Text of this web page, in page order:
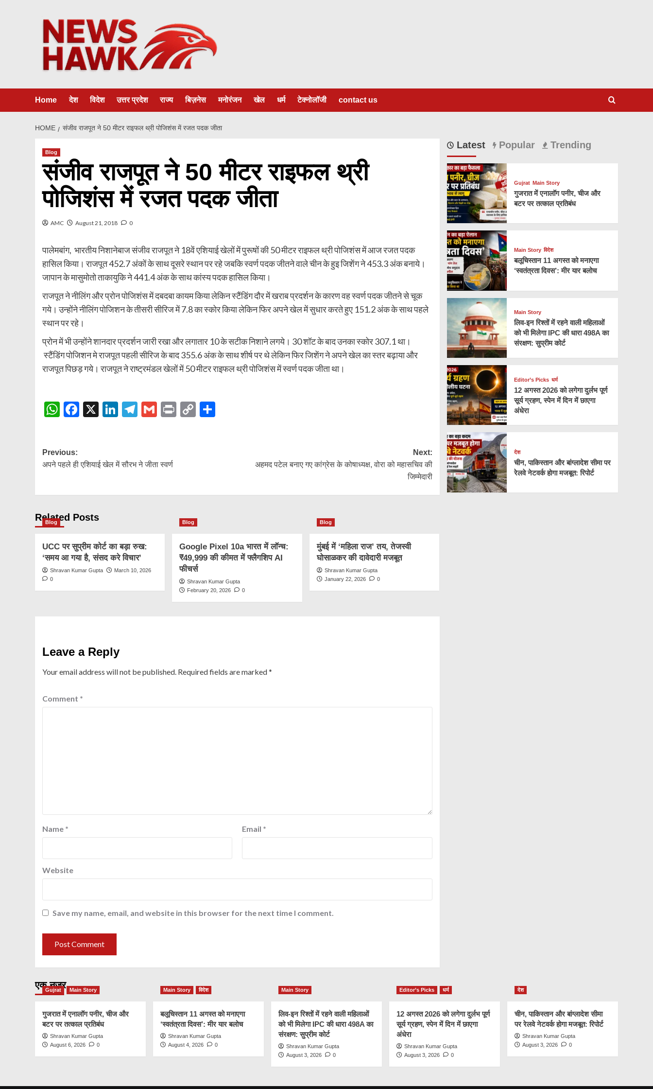
Home देश विदेश उत्तर प्रदेश राज्य बिज़नेस मनोरंजन खेल धर्म टेक्नोलॉजी contact us
HOME संजीव राजपूत ने 50 मीटर राइफल थ्री पोजिशंस में रजत पदक जीता
Blog
संजीव राजपूत ने 50 मीटर राइफल थ्री
पोजिशंस में रजत पदक जीता
AMC August 21, 2018 0
पालेमबांग, भारतीय निशानेबाज संजीव राजपूत ने 18वें एशियाई खेलों में पुरूषों की 50 मीटर राइफल थ्री पोजिशंस में आज रजत पदक
हासिल किया। राजपूत 452.7 अंकों के साथ दूसरे स्थान पर रहे जबकि स्वर्ण पदक जीतने वाले चीन के हुइ जिशेंग ने 453.3 अंक बनाये।
जापान के मासुमोतो ताकायुकि ने 441.4 अंक के साथ कांस्य पदक हासिल किया।
राजपूत ने नीलिंग और प्रोन पोजिशंस में दबदबा कायम किया लेकिन स्टैंडिंग दौर में खराब प्रदर्शन के कारण वह स्वर्ण पदक जीतने से चूक
गये। उन्होंने नीलिंग पोजिशन के तीसरी सीरिज में 7.8 का स्कोर किया लेकिन फिर अपने खेल में सुधार करते हुए 151.2 अंक के साथ पहले
स्थान पर रहे।
प्रोन में भी उन्होंने शानदार प्रदर्शन जारी रखा और लगातार 10 के सटीक निशाने लगये। 30 शॉट के बाद उनका स्कोर 307.1 था।
स्टैंडिंग पोजिशन मे राजपूत पहली सीरिज के बाद 355.6 अंक के साथ शीर्ष पर थे लेकिन फिर जिशेंग ने अपने खेल का स्तर बढ़ाया और
राजपूत पिछड़ गये। राजपूत ने राष्ट्रमंडल खेलों में 50 मीटर राइफल थ्री पोजिशंस में स्वर्ण पदक जीता था।
WhatsApp
Facebook
X LinkedIn
Telegram
GmailPrintCopy
Post
navigation
Previous:
अपने पहले ही एशियाई खेल में सौरभ ने जीता स्वर्ण
Next:
अहमद पटेल बनाए गए कांग्रेस के कोषाध्यक्ष, वोरा को महासचिव की
जिम्मेदारी
Related Posts
Blog
UCC पर सुप्रीम कोर्ट का बड़ा रुख:
‘समय आ गया है, संसद करे विचार’
Shravan Kumar Gupta
March 10, 2026
0
Blog
Google Pixel 10a भारत में लॉन्च:
₹49,999 की कीमत में फ्लैगशिप AI
फीचर्स
Shravan Kumar Gupta
February 20, 2026
0
Blog
मुंबई में ‘महिला राज’ तय, तेजस्वी
घोसाळकर की दावेदारी मजबूत
Shravan Kumar Gupta
January 22, 2026
0
Leave a Reply
Your email address will not be published. Required fields are marked*
Comment *
Name * Email *
Website
Save my name, email, and website in this browser for the next time I comment.
Latest Popular Trending
Gujrat Main Story
गुजरात में एनालॉग पनीर, चीज और
बटर पर तत्काल प्रतिबंध
Main Story विदेश
बलूचिस्तान 11 अगस्त को मनाएगा
‘स्वतंत्रता दिवस’: मीर यार बलोच
Main Story
लिव-इन रिश्तों में रहने वाली महिलाओं
को भी मिलेगा IPC की धारा 498A का
संरक्षण: सुप्रीम कोर्ट
Editor’s Picks धर्म
12 अगस्त 2026 को लगेगा दुर्लभ पूर्ण
सूर्य ग्रहण, स्पेन में दिन में छाएगा
अंधेरा
देश
चीन, पाकिस्तान और बांग्लादेश सीमा पर
रेलवे नेटवर्क होगा मजबूत: रिपोर्ट
एक नज़र
Gujrat Main Story
गुजरात में एनालॉग पनीर, चीज और
बटर पर तत्काल प्रतिबंध
Shravan Kumar Gupta
August 6, 2026
0
Main Story विदेश
बलूचिस्तान 11 अगस्त को मनाएगा
‘स्वतंत्रता दिवस’: मीर यार बलोच
Shravan Kumar Gupta
August 4, 2026
0
Main Story
लिव-इन रिश्तों में रहने वाली महिलाओं
को भी मिलेगा IPC की धारा 498A का
संरक्षण: सुप्रीम कोर्ट
Shravan Kumar Gupta
August 3, 2026
0
Editor’s Picks धर्म
12 अगस्त 2026 को लगेगा दुर्लभ पूर्ण
सूर्य ग्रहण, स्पेन में दिन में छाएगा
अंधेरा
Shravan Kumar Gupta
August 3, 2026
0
देश
चीन, पाकिस्तान और बांग्लादेश सीमा
पर रेलवे नेटवर्क होगा मजबूत: रिपोर्ट
Shravan Kumar Gupta
August 3, 2026
0